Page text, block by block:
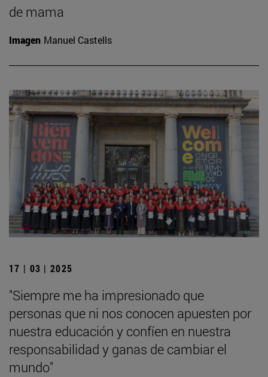
de mama
Imagen Manuel Castells
17 | 03 | 2025
"Siempre me ha impresionado que
personas que ni nos conocen apuesten por
nuestra educación y confíen en nuestra
responsabilidad y ganas de cambiar el
mundo"